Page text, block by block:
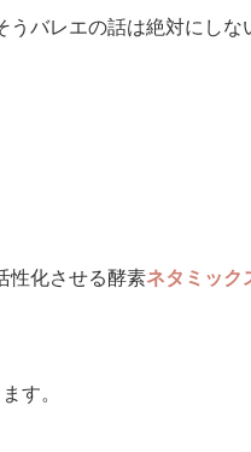
うバレエの話は絶対にしな
性化させる酵素ネタミック
す。